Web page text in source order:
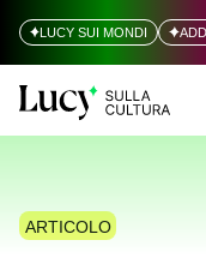
LUCY SUI MONDI
ARTICOLO